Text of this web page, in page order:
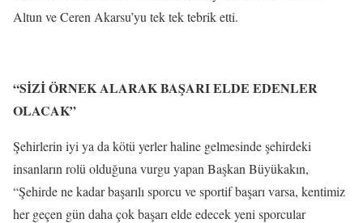
Altun ve Ceren Akarsu’yu tek tek tebrik etti.
“SİZİ ÖRNEK ALARAK BAŞARI ELDE EDENLER
OLACAK”
Şehirlerin iyi ya da kötü yerler haline gelmesinde şehirdeki
insanların rolü olduğuna vurgu yapan Başkan Büyükakın,
“Şehirde ne kadar başarılı sporcu ve sportif başarı varsa, kentimiz
her geçen gün daha çok başarı elde edecek yeni sporcular